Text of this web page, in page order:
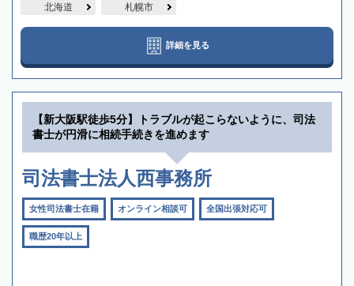
北海道 札幌市
詳細を見る
【新大阪駅徒歩5分】トラブルが起こらないように、司法
書士が円滑に相続手続きを進めます
司法書士法人西事務所
女性司法書士在籍 オンライン相談可 全国出張対応可
職歴20年以上